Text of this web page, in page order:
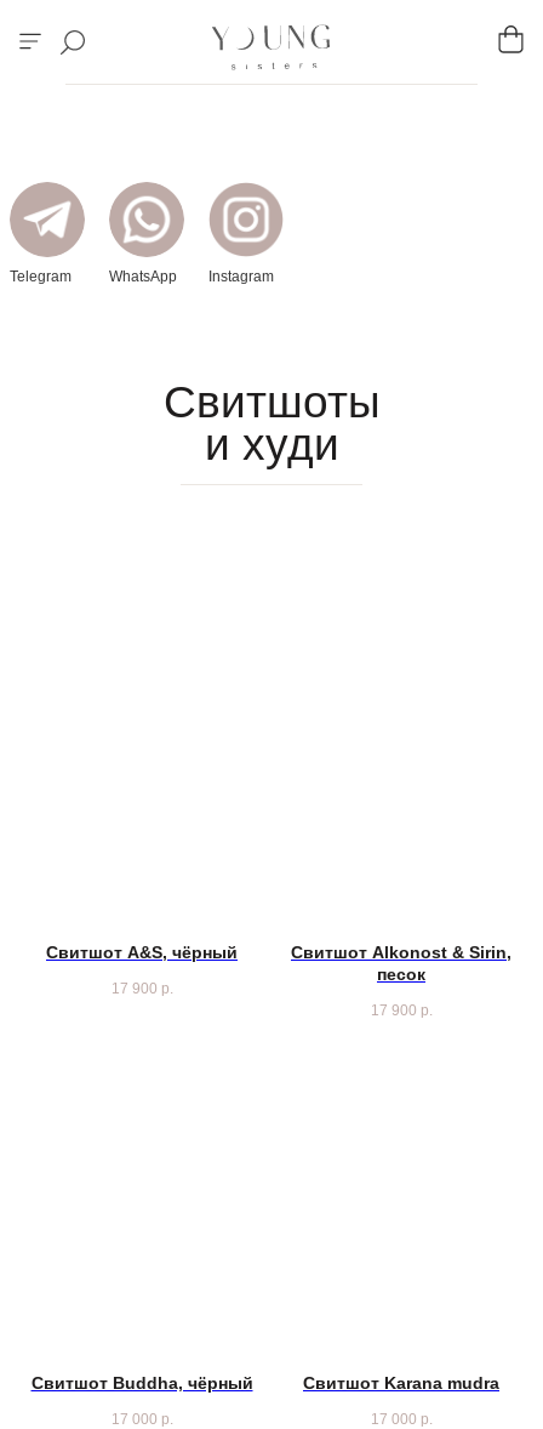
Telegram WhatsApp Instagram
Свитшоты
и худи
Свитшот A&S, чёрный
17 900 р.
Свитшот Alkonost & Sirin,
песок
17 900 р.
Свитшот Buddha, чёрный
17 000 р.
Свитшот Karana mudra
17 000 р.